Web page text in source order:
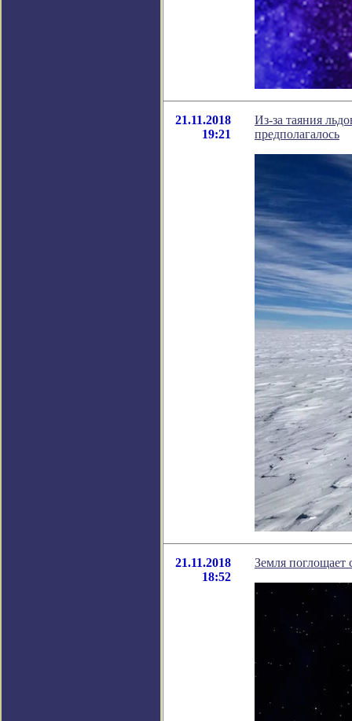
21.11.2018
19:21
Из-за таяния
предполагалось
21.11.2018
18:52
Земля поглощает